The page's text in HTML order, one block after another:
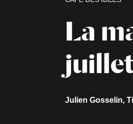
La
Julien Gosselin,